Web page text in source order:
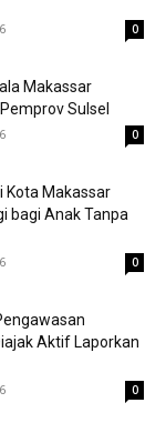
0
Makassar
Sulsel
0
Kota Makassar
bagi Anak Tanpa
0
Aktif Laporkan
0